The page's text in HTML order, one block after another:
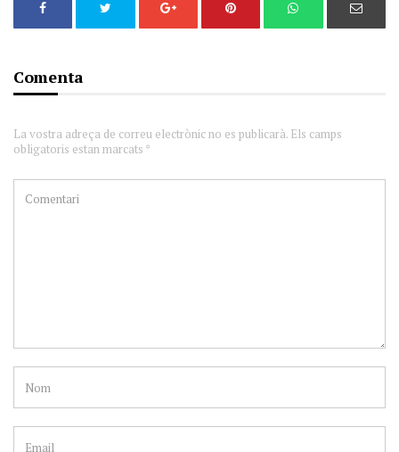
Comenta
La vostra adreça de correu electrònic no es publicarà. Els camps
obligatoris estan marcats *